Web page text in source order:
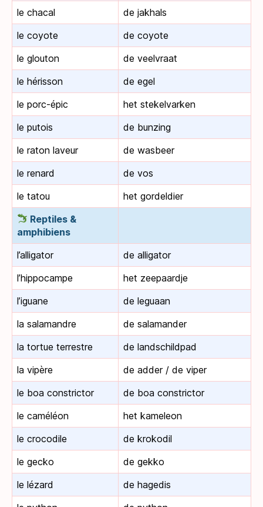
le chacal
de jakhals
le coyote
de coyote
le glouton
de veelvraat
le hérisson
de egel
le porc-épic
het stekelvarken
le putois
de bunzing
le raton laveur
de wasbeer
le renard
de vos
le tatou
het gordeldier
Reptiles &
amphibiens
l’alligator
de alligator
l’hippocampe
het zeepaardje
l’iguane
de leguaan
la salamandre
de salamander
la tortue terrestre
de landschildpad
la vipère
de adder / de viper
le boa constrictor
de boa constrictor
le caméléon
het kameleon
le crocodile
de krokodil
le gecko
de gekko
le lézard
de hagedis